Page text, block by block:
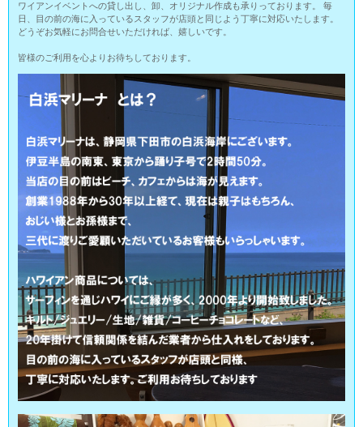
ワイアンイベントへの貸し出し、卸、オリジナル作成も承りっております。 毎
日、目の前の海に入っているスタッフが店頭と同じよう丁寧に対応いたします。
どうぞお気軽にお問合せいただければ、嬉しいです。
皆様のご利用を心よりお待ちしております。